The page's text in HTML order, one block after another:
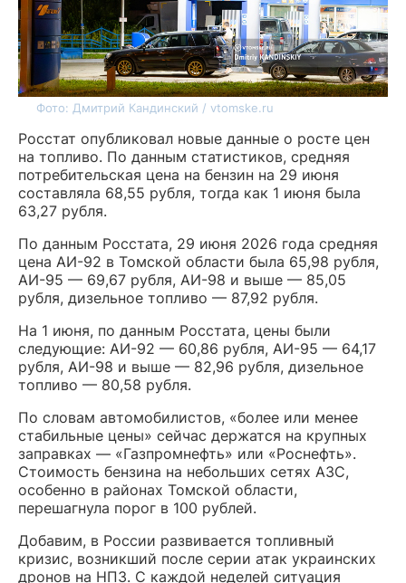
Фото: Дмитрий Кандинский / vtomske.ru
Росстат опубликовал новые данные о росте цен
на топливо. По данным статистиков, средняя
потребительская цена на бензин на 29 июня
составляла 68,55 рубля, тогда как 1 июня была
63,27 рубля.
По данным Росстата, 29 июня 2026 года средняя
цена АИ-92 в Томской области была 65,98 рубля,
АИ-95 — 69,67 рубля, АИ-98 и выше — 85,05
рубля, дизельное топливо — 87,92 рубля.
На 1 июня, по данным Росстата, цены были
следующие: АИ-92 — 60,86 рубля, АИ-95 — 64,17
рубля, АИ-98 и выше — 82,96 рубля, дизельное
топливо — 80,58 рубля.
По словам автомобилистов, «более или менее
стабильные цены» сейчас держатся на крупных
заправках — «Газпромнефть» или «Роснефть».
Стоимость бензина на небольших сетях АЗС,
особенно в районах Томской области,
перешагнула порог в 100 рублей.
Добавим, в России развивается топливный
кризис, возникший после серии атак украинских
дронов на НПЗ. С каждой неделей ситуация